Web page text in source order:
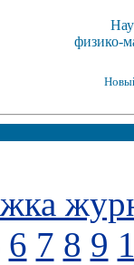
физико-
6 7 8 9